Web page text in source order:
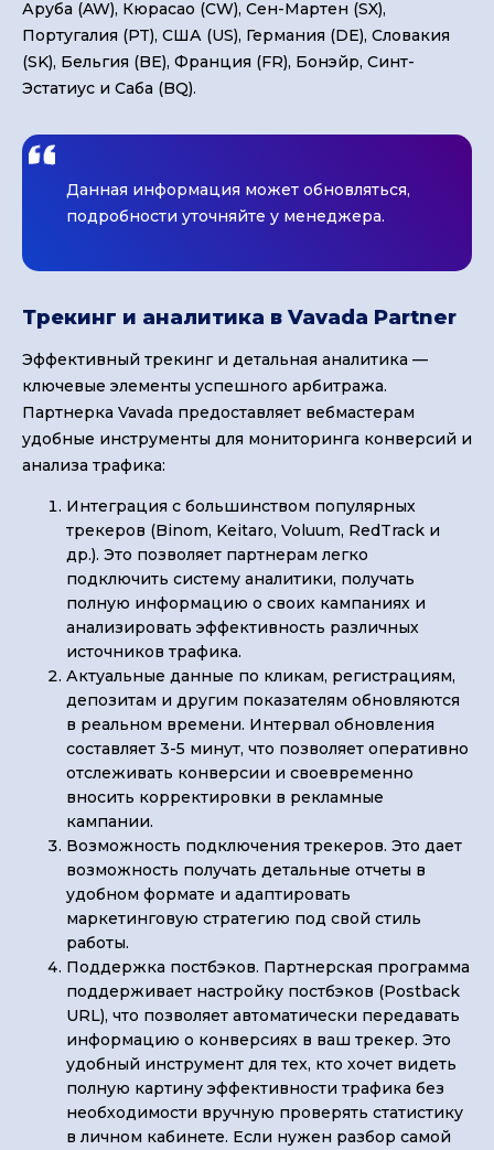
Аруба (AW), Кюрасао (CW), Сен-Мартен (SX),
Португалия (PT), США (US), Германия (DE), Словакия
(SK), Бельгия (BE), Франция (FR), Бонэйр, Синт-
Эстатиус и Саба (BQ).
Данная информация может обновляться,
подробности уточняйте у менеджера.
Трекинг и аналитика в Vavada Partner
Эффективный трекинг и детальная аналитика —
ключевые элементы успешного арбитража.
Партнерка Vavada предоставляет вебмастерам
удобные инструменты для мониторинга конверсий и
анализа трафика:
Интеграция с большинством популярных
трекеров (Binom, Keitaro, Voluum, RedTrack и
др.). Это позволяет партнерам легко
подключить систему аналитики, получать
полную информацию о своих кампаниях и
анализировать эффективность различных
источников трафика.
Актуальные данные по кликам, регистрациям,
депозитам и другим показателям обновляются
в реальном времени. Интервал обновления
составляет 3-5 минут, что позволяет оперативно
отслеживать конверсии и своевременно
вносить корректировки в рекламные
кампании.
Возможность подключения трекеров. Это дает
возможность получать детальные отчеты в
удобном формате и адаптировать
маркетинговую стратегию под свой стиль
работы.
Поддержка постбэков. Партнерская программа
поддерживает настройку постбэков (Postback
URL), что позволяет автоматически передавать
информацию о конверсиях в ваш трекер. Это
удобный инструмент для тех, кто хочет видеть
полную картину эффективности трафика без
необходимости вручную проверять статистику
в личном кабинете. Если нужен разбор самой